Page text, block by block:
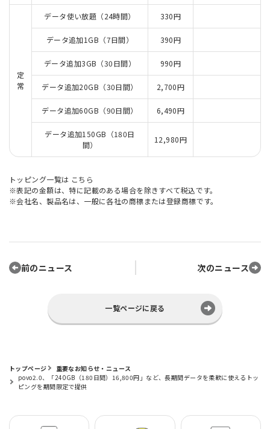
定
常
データ使い放題（24時間） 330円
データ追加1GB（7日間） 390円
データ追加3GB（30日間） 990円
データ追加20GB（30日間） 2,700円
データ追加60GB（90日間） 6,490円
データ追加150GB（180日
間）
12,980円
トッピング一覧は こちら
※表記の金額は、特に記載のある場合を除きすべて税込です。
※会社名、製品名は、一般に各社の商標または登録商標です。
前のニュース 次のニュース
一覧ページに戻る
トップページ
重要なお知らせ・ニュース
povo2.0、「240GB（180日間）16,800円」など、長期間データを柔軟に使えるトッ
ピングを期間限定で提供